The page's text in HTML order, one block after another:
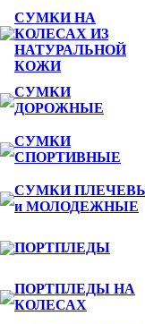
СУМКИ НА
КОЛЕСАХ ИЗ
НАТУРАЛЬНОЙ
КОЖИ
СУМКИ
ДОРОЖНЫЕ
СУМКИ
СПОРТИВНЫЕ
СУМКИ
и МОЛОДЕЖНЫЕ
ПОРТПЛЕДЫ
ПОРТПЛЕДЫ НА
КОЛЕСАХ